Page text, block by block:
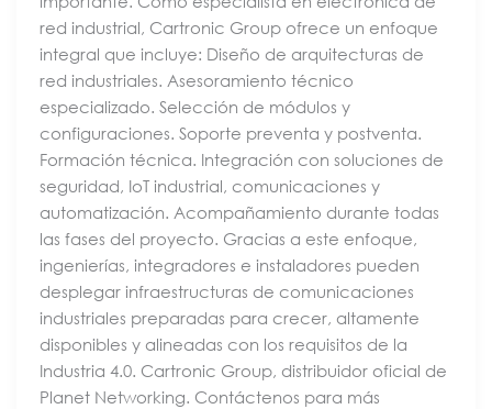
red industrial, Cartronic Group ofrece un enfoque
integral que incluye: Diseño de arquitecturas de
red industriales. Asesoramiento técnico
especializado. Selección de módulos y
configuraciones. Soporte preventa y postventa.
Formación técnica. Integración con soluciones de
seguridad, IoT industrial, comunicaciones y
automatización. Acompañamiento durante todas
las fases del proyecto. Gracias a este enfoque,
ingenierías, integradores e instaladores pueden
desplegar infraestructuras de comunicaciones
industriales preparadas para crecer, altamente
disponibles y alineadas con los requisitos de la
Industria 4.0. Cartronic Group, distribuidor oficial de
Planet Networking. Contáctenos para más